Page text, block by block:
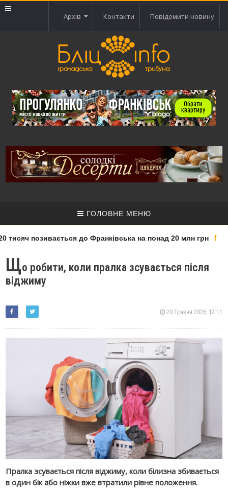
Архів Контакти Повідомити новину
ГОЛОВНЕ МЕНЮ
позивається до Франківська на понад 20 млн грн
Що робити, коли пралка зсувається після
віджиму
20 Травня 2026, 12:11
Пралка зсувається після віджиму, коли білизна збивається
в один бік або ніжки вже втратили рівне положення.